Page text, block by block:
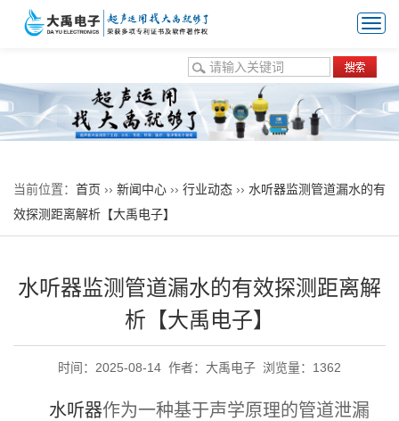
热门关键词： 超声波换能器 水声换能器
液体流量
计换能器
气体流量计换能器 防腐型换能器
当前位置： 首页 ›› 新闻中心 ›› 行业动态 ›› 水听器监测管道漏水的有
效探测距离解析【大禹电子】
水听器监测管道漏水的有效探测距离解
析【大禹电子】
时间：2025-08-14 作者：大禹电子 浏览量：1362
水听器作为一种基于声学原理的管道泄漏